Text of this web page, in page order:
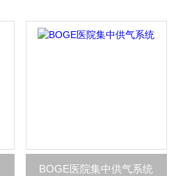
BOGE医院集中供气系统